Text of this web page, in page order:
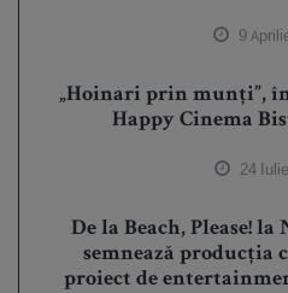
9
„Hoinari prin munți”,
Happy Cinema
24
De la Beach, Please!
semnează producția
proiect de